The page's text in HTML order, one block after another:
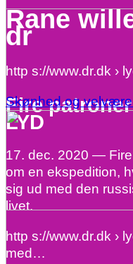
Skønhed og
Rane
dr
http s://www.dr.dk ›
Fire
LYD
17. dec. 2020 —
om en ekspedition,
sig ud med den
livet.
http s://www.dr.dk ›
med…